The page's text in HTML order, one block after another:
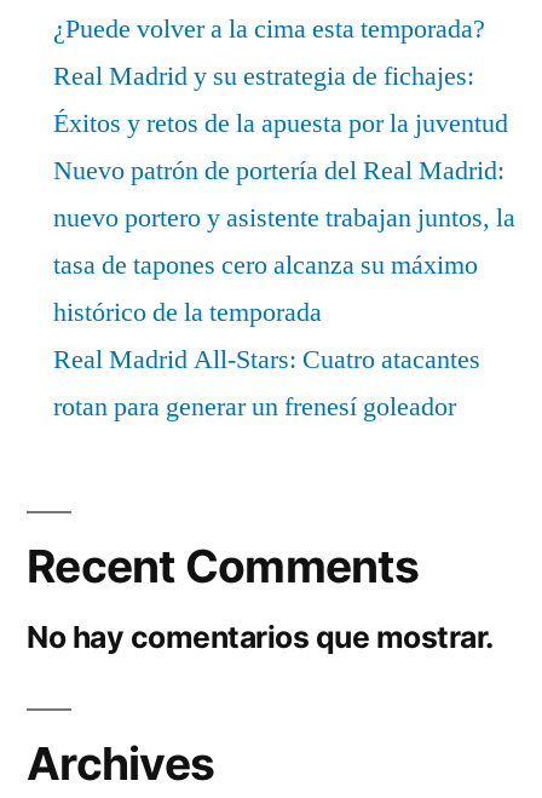
¿Puede volver a la cima esta temporada?
Real Madrid y su estrategia de fichajes:
Éxitos y retos de la apuesta por la juventud
Nuevo patrón de portería del Real Madrid:
nuevo portero y asistente trabajan juntos, la
tasa de tapones cero alcanza su máximo
histórico de la temporada
Real Madrid All-Stars: Cuatro atacantes
rotan para generar un frenesí goleador
Recent Comments
No hay comentarios que mostrar.
Archives